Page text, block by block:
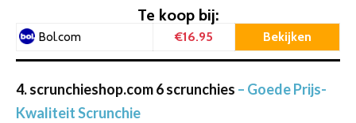
Te koop bij:
Bol.com €16.95 Bekijken
4. scrunchieshop.com 6 scrunchies – Goede Prijs-
Kwaliteit Scrunchie